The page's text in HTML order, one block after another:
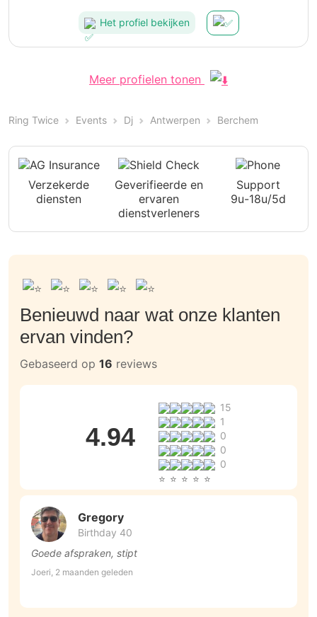
Het profiel bekijken
Meer profielen tonen
Ring Twice Events Dj Antwerpen Berchem
Verzekerde
diensten
Geverifieerde en
ervaren
dienstverleners
Support
9u-18u/5d
Benieuwd naar wat onze klanten
ervan vinden?
Gebaseerd op 16 reviews
4.94
15
1
0
0
0
Gregory
Birthday 40
Goede afspraken, stipt
Joeri, 2 maanden geleden